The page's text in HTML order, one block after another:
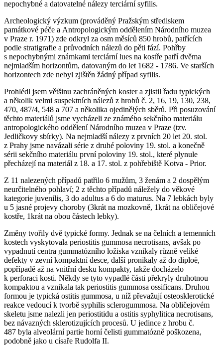
nepochybné a datovatelné nálezy terciární syfilis.
Archeologický výzkum (prováděný Pražským střediskem
památkové péče a Antropologickým oddělením Národního muzea
v Praze r. 1971) zde odkryl za osm měsíců 850 hrobů, patřících
podle stratigrafie a průvodních nálezů do pěti fází. Pohřby
s nepochybnými známkami terciárnílues na kostře patří dvěma
nejmladším horizontům, datovaným do let 1682 - 1786. Ve starších
horizontech zde nebyl zjištěn žádný případ syfilis.
Prohlédl jsem většinu zachráněných koster a zjistil řadu typických
a několik velmi suspektních nálezů z hrobů č. 2, 16, 19, 130, 238,
470, 487/4, 548 a 707 a několika ojedinělých sběrů. Při posuzování
těchto materiálů jsme vycházeli ze známého sekčního materiálu
antropologického oddělení Národního muzea v Praze (tzv.
Jedličkovy sbírky). Na nejmladší nálezy z prvních 20 let 20. stol.
z Prahy jsme navázali série z druhé poloviny 19. stol. a konečně
sérii sekčního materiálu první poloviny 19. stol., které plynule
přecházejí na materiál z 18. a 17. stol. z pohřebiště Kotva - Prior.
Z 11 nalezených případů patřilo 6 mužům, 3 ženám a 2 dospělým
neurčitelného pohlaví; 2 z těchto případů náležely do věkové
kategorie juvenilis, 3 do adultus a 6 do maturus. Na 7 lebkách byly
u 5 jasné projevy choroby (3krát na mozkovně, 1krát na obličejové
kostře, 1krát na obou částech lebky).
Změny tvořily dvě typické formy. Jednak se na čelních a temenních
kostech vyskytovala periostitis gummosa necrotisans, avšak po
vypadnutí centra gummatózního ložiska vznikaly různě veliké
defekty v zevní kompaktní desce, další pronikaly až do diploë,
popřípadě až na vnitřní desku kompakty, takže docházelo
k perforaci kosti. Někdy se tyto vypadlé části překryly druhotnou
kompaktou a vznikala tak periostitis gummosa ossificans. Druhou
formou je typická ostitis gummosa, u níž převažují osteosklerotické
reakce vedoucí k tvorbě syphilis sclerogummosa. Na obličejovém
skeletu jsme nalezli jen periostitidu a ostitis syphylitica necrotisans,
bez návazných sklerotizujících procesů. U jedince z hrobu č.
487 byla alveolární partie horní čelisti gummatózně poškozena,
podobně jako u císaře Rudolfa II.